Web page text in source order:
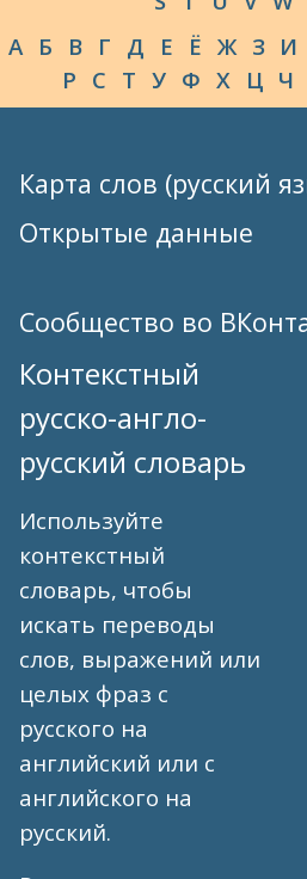
А Б В Г Д Е Ё Ж З И
Р С Т У Ф Х Ц Ч
Карта слов (русский
Открытые данные
Сообщество во
Контекстный
русско-англо-
русский словарь
Используйте
контекстный
словарь, чтобы
искать переводы
слов, выражений или
целых фраз с
русского на
английский или с
английского на
русский.